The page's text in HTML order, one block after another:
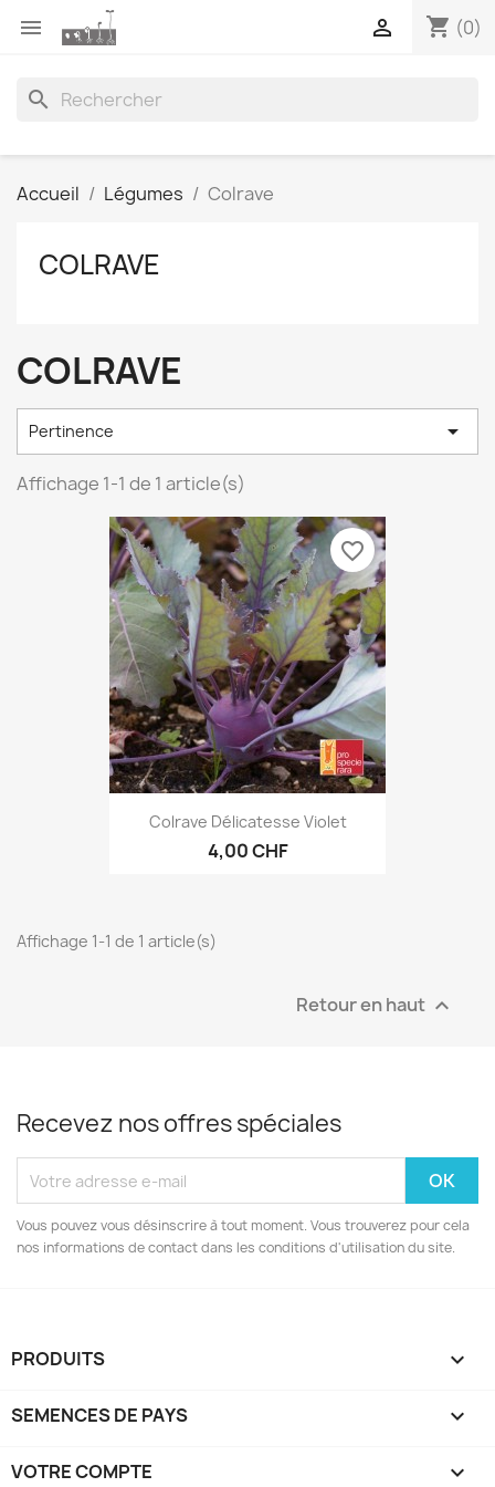
 shopping_cart (0)

search
Accueil Légumes Colrave
COLRAVE
COLRAVE
Pertinence 
Affichage 1-1 de 1 article(s)
Colrave Délicatesse Violet
4,00 CHF
favorite_border
Affichage 1-1 de 1 article(s)
Retour en haut 
Recevez nos offres spéciales
Vous pouvez vous désinscrire à tout moment. Vous trouverez pour cela
nos informations de contact dans les conditions d'utilisation du site.
PRODUITS 
SEMENCES DE PAYS 
VOTRE COMPTE 